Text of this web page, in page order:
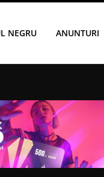
NEGRU ANUNTURI